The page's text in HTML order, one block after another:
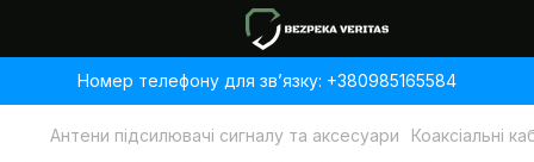
Номер телефону для звʼязку: +380985165584
Антени підсилювачі сигналу та аксесуари Коаксіальні